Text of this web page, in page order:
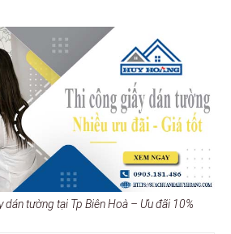
dán tường tại Tp Biên Hoà – Ưu đãi 10%